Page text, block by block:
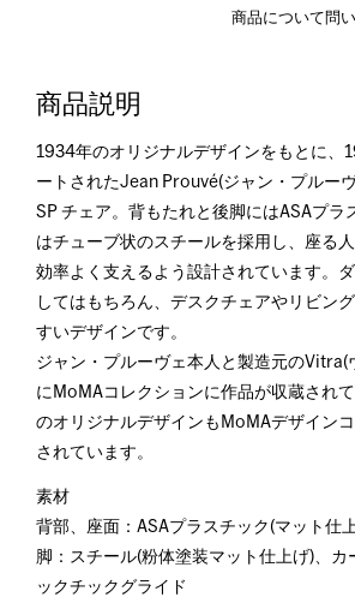
商品について問
商品説明
1934年のオリジナルデザインをもとに、
ートされたJean Prouvé(ジャン・プルー
SP チェア。背もたれと後脚にはASAプラ
はチューブ状のスチールを採用し、座る
効率よく支えるよう設計されています。
してはもちろん、デスクチェアやリビン
すいデザインです。
ジャン・プルーヴェ本人と製造元のVitra(
にMoMAコレクションに作品が収蔵され
のオリジナルデザインもMoMAデザイン
されています。
素材
背部、座面：ASAプラスチック(マット仕
脚：スチール(粉体塗装マット仕上げ)、カ
ックチックグライド